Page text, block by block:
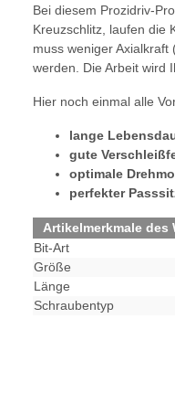
Bei diesem Prozidriv-
Kreuzschlitz, laufen die
muss weniger
werden. Die Arbeit wird
Hier noch einmal alle
lange
gute
optimale
perfekter
Artikelmerkmale des
Bit-Art
Größe
Länge
Schraubentyp